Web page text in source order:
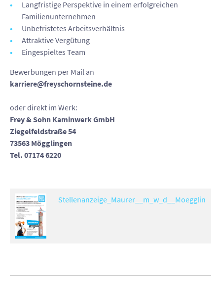
Langfristige Perspektive in einem erfolgreichen
Familienunternehmen
Unbefristetes Arbeitsverhältnis
Attraktive Vergütung
Eingespieltes Team
Bewerbungen per Mail an
karriere@freyschornsteine.de
oder direkt im Werk:
Frey & Sohn Kaminwerk GmbH
Ziegelfeldstraße 54
73563 Mögglingen
Tel. 07174 6220